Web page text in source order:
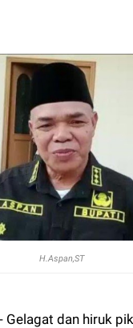
H.Aspan,ST
Gelagat dan hiruk